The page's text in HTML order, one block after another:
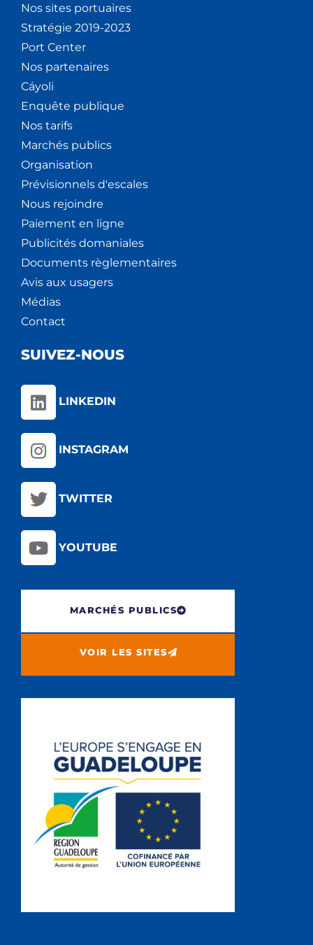
Nos sites portuaires
Stratégie 2019-2023
Port Center
Nos partenaires
Cáyoli
Enquête publique
Nos tarifs
Marchés publics
Organisation
Prévisionnels d'escales
Nous rejoindre
Paiement en ligne
Publicités domaniales
Documents règlementaires
Avis aux usagers
Médias
Contact
SUIVEZ-NOUS
LINKEDIN
INSTAGRAM
TWITTER
YOUTUBE
MARCHÉS PUBLICS
VOIR LES SITES